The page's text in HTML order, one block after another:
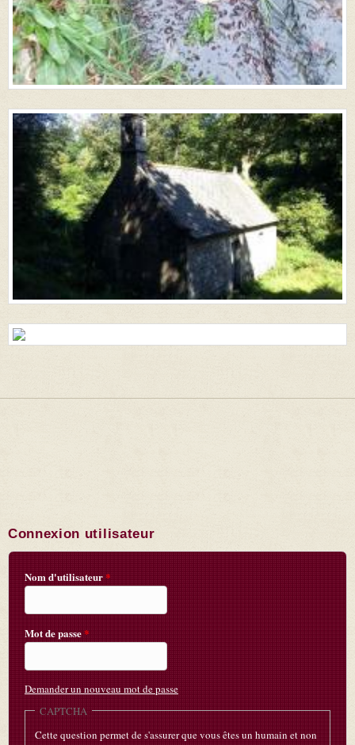
Connexion utilisateur
Nom d'utilisateur*
Mot de passe*
Demander un nouveau mot de passe
CAPTCHA
Cette question permet de s'assurer que vous êtes un humain et non